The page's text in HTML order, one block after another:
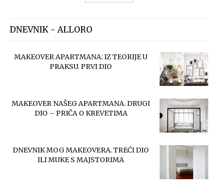
DNEVNIK - ALLORO
MAKEOVER APARTMANA: IZ TEORIJE U
PRAKSU. PRVI DIO
MAKEOVER NAŠEG APARTMANA. DRUGI
DIO – PRIČA O KREVETIMA
DNEVNIK MOG MAKEOVERA. TREĆI DIO
ILI MUKE S MAJSTORIMA